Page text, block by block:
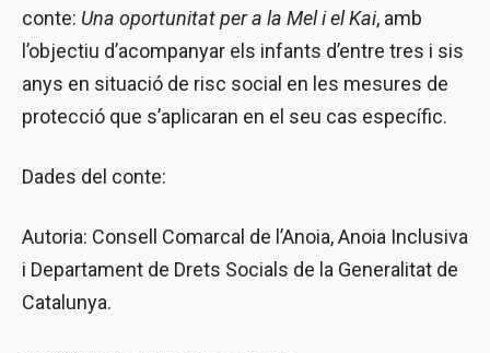
conte: Una oportunitat per a la Mel i el Kai, amb
l’objectiu d’acompanyar els infants d’entre tres i sis
anys en situació de risc social en les mesures de
protecció que s’aplicaran en el seu cas específic.
Dades del conte:
Autoria: Consell Comarcal de l’Anoia, Anoia Inclusiva
i Departament de Drets Socials de la Generalitat de
Catalunya.